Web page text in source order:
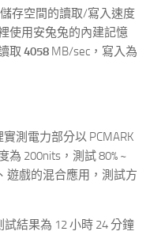
存空間的讀取/寫入速度
使用安兔兔的內建記憶
取 4058 MB/sec，寫入為
測電力部分以 PCMARK
200nits，測試 80% ~
遊戲的混合應用，測試方
結果為 12 小時 24 分鐘